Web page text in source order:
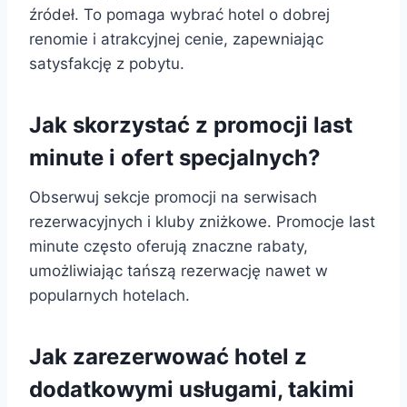
źródeł. To pomaga wybrać hotel o dobrej
renomie i atrakcyjnej cenie, zapewniając
satysfakcję z pobytu.
Jak skorzystać z promocji last
minute i ofert specjalnych?
Obserwuj sekcje promocji na serwisach
rezerwacyjnych i kluby zniżkowe. Promocje last
minute często oferują znaczne rabaty,
umożliwiając tańszą rezerwację nawet w
popularnych hotelach.
Jak zarezerwować hotel z
dodatkowymi usługami, takimi